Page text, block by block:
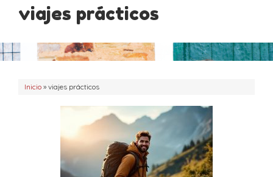
viajes prácticos
Inicio » viajes prácticos